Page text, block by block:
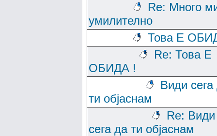
Re: Много
умилително
Това Е
Re: Това Е
ОБИДА !
Види сега
ти објаснам
Re: Види
сега да ти објаснам